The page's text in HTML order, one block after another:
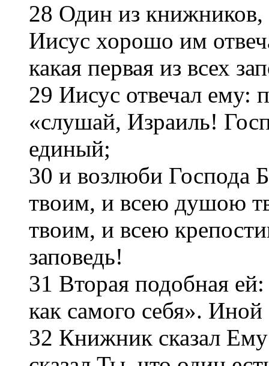
28 Один из
Иисус хорошо им
какая первая из всех
29 Иисус отвечал ему:
«слушай, Израиль!
единый;
30 и возлюби Господа
твоим, и всею душою
твоим, и всею
заповедь!
31 Вторая подобная
как самого себя».
32 Книжник сказал